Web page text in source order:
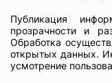
Публикация
прозрачности и
Обработка
открытых данных.
усмотрение